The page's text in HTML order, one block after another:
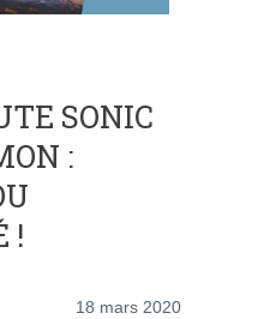
SONIC
:
!
18 mars 2020